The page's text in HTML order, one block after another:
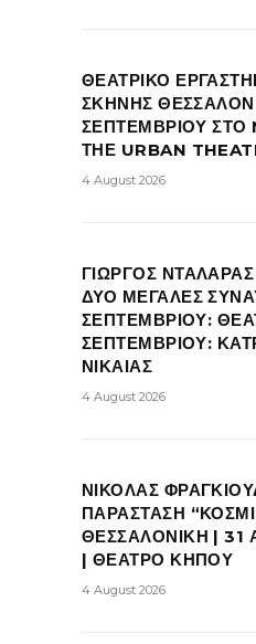
ΘΕΑΤΡΙΚΟ
ΣΚΗΝΗΣ
ΣΕΠΤΕΜΒΡΙΟΥ ΣΤΟ
ΤΗΕ URBAN
4 August 2026
ΓΙΩΡΓΟΣ
ΔΥΟ ΜΕΓΑΛΕΣ
ΣΕΠΤΕΜΒΡΙΟΥ:
ΣΕΠΤΕΜΒΡΙΟΥ:
ΝΙΚΑΙΑΣ
4 August 2026
ΝΙΚΟΛΑΣ
ΠΑΡΑΣΤΑΣΗ
ΘΕΣΣΑΛΟΝΙΚΗ | 31
| ΘΕΑΤΡΟ ΚΗΠΟΥ
4 August 2026